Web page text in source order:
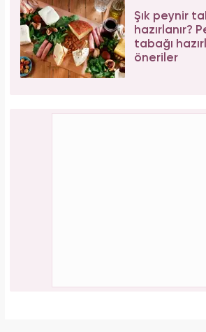
Şık peynir
hazırlanır?
tabağı
öneriler